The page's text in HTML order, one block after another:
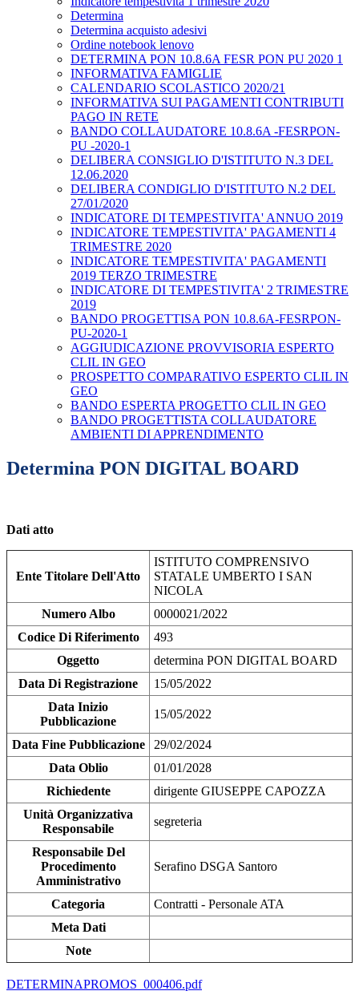
Determina
Determina acquisto adesivi
Ordine notebook lenovo
DETERMINA PON 10.8.6A FESR PON PU 2020 1
INFORMATIVA FAMIGLIE
CALENDARIO SCOLASTICO 2020/21
INFORMATIVA SUI PAGAMENTI CONTRIBUTI
PAGO IN RETE
BANDO COLLAUDATORE 10.8.6A -FESRPON-
PU -2020-1
DELIBERA CONSIGLIO D'ISTITUTO N.3 DEL
12.06.2020
DELIBERA CONDIGLIO D'ISTITUTO N.2 DEL
27/01/2020
INDICATORE DI TEMPESTIVITA' ANNUO 2019
INDICATORE TEMPESTIVITA' PAGAMENTI 4
TRIMESTRE 2020
INDICATORE TEMPESTIVITA' PAGAMENTI
2019 TERZO TRIMESTRE
INDICATORE DI TEMPESTIVITA' 2 TRIMESTRE
2019
BANDO PROGETTISA PON 10.8.6A-FESRPON-
PU-2020-1
AGGIUDICAZIONE PROVVISORIA ESPERTO
CLIL IN GEO
PROSPETTO COMPARATIVO ESPERTO CLIL IN
GEO
BANDO ESPERTA PROGETTO CLIL IN GEO
BANDO PROGETTISTA COLLAUDATORE
AMBIENTI DI APPRENDIMENTO
Determina PON DIGITAL BOARD
Dati atto
Ente Titolare Dell'Atto
ISTITUTO COMPRENSIVO
STATALE UMBERTO I SAN
NICOLA
Numero Albo
0000021/2022
Codice Di Riferimento
493
Oggetto
determina PON DIGITAL BOARD
Data Di Registrazione
15/05/2022
Data Inizio
Pubblicazione
15/05/2022
Data Fine Pubblicazione
29/02/2024
Data Oblio
01/01/2028
Richiedente
dirigente GIUSEPPE CAPOZZA
Unità Organizzativa
Responsabile
segreteria
Responsabile Del
Procedimento
Amministrativo
Serafino DSGA Santoro
Categoria
Contratti - Personale ATA
Meta Dati
Note
DETERMINAPROMOS_000406.pdf